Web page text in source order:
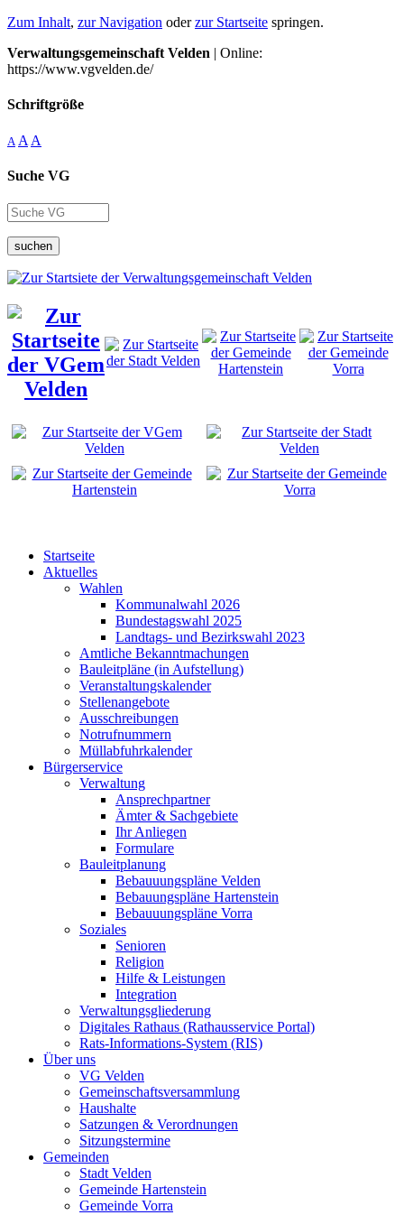
Zum Inhalt, zur Navigation oderzur Startseite springen.
Verwaltungsgemeinschaft Velden | Online:
https://www.vgvelden.de/
Schriftgröße
A A A
Suche VG
suchen
Startseite
Aktuelles
Wahlen
Kommunalwahl 2026
Bundestagswahl 2025
Landtags- und Bezirkswahl 2023
Amtliche Bekanntmachungen
Bauleitpläne (in Aufstellung)
Veranstaltungskalender
Stellenangebote
Ausschreibungen
Notrufnummern
Müllabfuhrkalender
Bürgerservice
Verwaltung
Ansprechpartner
Ämter & Sachgebiete
Ihr Anliegen
Formulare
Bauleitplanung
Bebauuungspläne Velden
Bebauungspläne Hartenstein
Bebauuungspläne Vorra
Soziales
Senioren
Religion
Hilfe & Leistungen
Integration
Verwaltungsgliederung
Digitales Rathaus (Rathausservice Portal)
Rats-Informations-System (RIS)
Über uns
VG Velden
Gemeinschaftsversammlung
Haushalte
Satzungen & Verordnungen
Sitzungstermine
Gemeinden
Stadt Velden
Gemeinde Hartenstein
Gemeinde Vorra